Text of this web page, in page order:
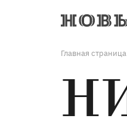
Главная страница